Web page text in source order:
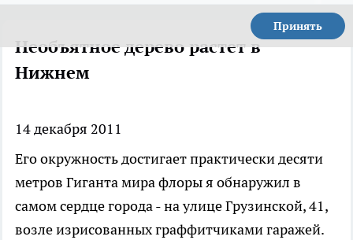
Принять
Необъятное дерево растет в
Нижнем
14 декабря 2011
Его окружность достигает практически десяти
метров Гиганта мира флоры я обнаружил в
самом сердце города - на улице Грузинской, 41,
возле изрисованных граффитчиками гаражей.